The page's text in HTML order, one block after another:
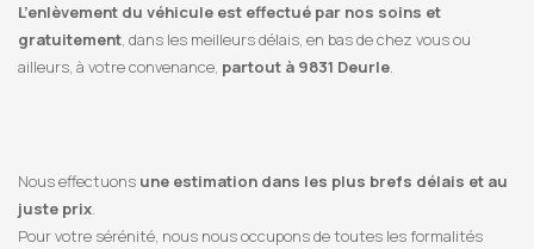
L’enlèvement du véhicule est effectué par nos soins et
gratuitement, dans les meilleurs délais, en bas de chez vous ou
ailleurs, à votre convenance, partout à 9831 Deurle.
Nous effectuons une estimation dans les plus brefs délais et au
juste prix.
Pour votre sérénité, nous nous occupons de toutes les formalités